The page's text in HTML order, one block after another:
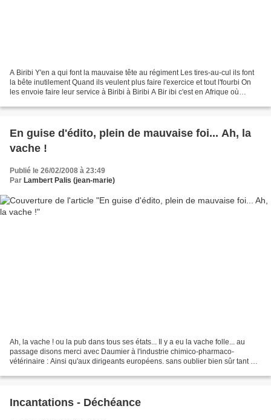
A Biribi Y'en a qui font la mauvaise tête au régiment Les tires-au-cul ils font
la bête inutilement Quand ils veulent plus faire l'exercice et tout l'fourbi On
les envoie faire leur service à Biribi à Biribi A Bir ibi c'est en Afrique où
En guise d'édito, plein de mauvaise foi... Ah, la
vache !
Publié le 26/02/2008 à 23:49
Par Lambert Palis (jean-marie)
Ah, la vache ! ou la pub dans tous ses états... Il y a eu la vache folle... au
passage disons merci avec Daumier à l'industrie chimico-pharmaco-
vétérinaire : Ainsi qu'aux dirigeants européens. sans oublier bien sûr tant de
Incantations - Déchéance